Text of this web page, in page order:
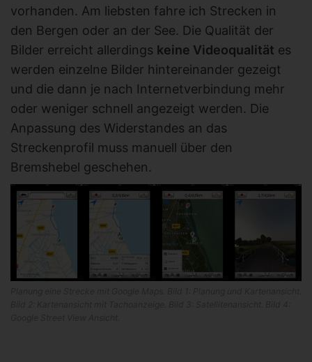
vorhanden. Am liebsten fahre ich Strecken in
den Bergen oder an der See. Die Qualität der
Bilder erreicht allerdings keine Videoqualität es
werden einzelne Bilder hintereinander gezeigt
und die dann je nach Internetverbindung mehr
oder weniger schnell angezeigt werden. Die
Anpassung des Widerstandes an das
Streckenprofil muss manuell über den
Bremshebel geschehen.